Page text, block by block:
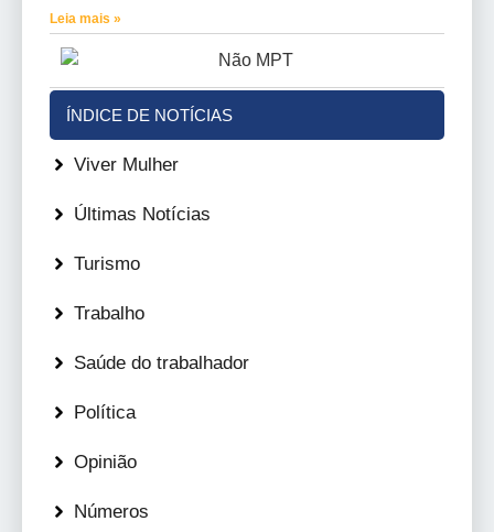
Leia mais »
ÍNDICE DE NOTÍCIAS
Viver Mulher
Últimas Notícias
Turismo
Trabalho
Saúde do trabalhador
Política
Opinião
Números